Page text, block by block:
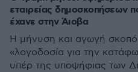
εταιρείας δημοσκοπήσεων
έχανε στην Άιοβα
Η μήνυση και αγωγή σκοπό
«λογοδοσία για την
υπέρ της υποψήφιας των